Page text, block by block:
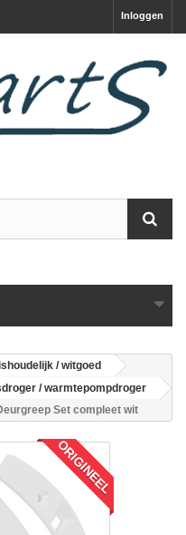
Inloggen
/ witgoed
/ warmtepompdroger
Set compleet wit
ORIGINEEL